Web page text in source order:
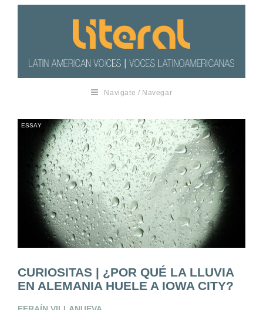
Navigate / Navegar
ESSAY
CURIOSITAS | ¿POR QUÉ LA LLUVIA
EN ALEMANIA HUELE A IOWA CITY?